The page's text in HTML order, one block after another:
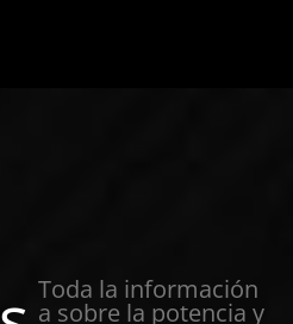
Toda la información
a sobre la potencia y